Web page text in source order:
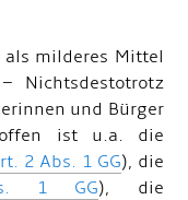
als milderes Mittel
Nichtsdestotrotz
und Bürger
ist u.a. die
2 Abs. 1 GG), die
1 GG), die